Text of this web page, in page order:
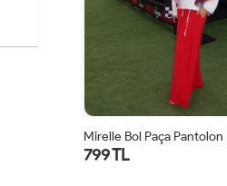
Mirelle Bol Paça Pantolon
799 TL